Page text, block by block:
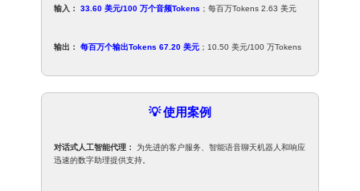
输入： 33.60 美元/100 万个音频Tokens ；每百万Tokens 2.63 美元
输出： 每百万个输出Tokens 67.20 美元 ；10.50 美元/100 万Tokens
💡 使用案例
对话式人工智能代理：
为先进的客户服务、智能语音聊天机器人和响应
迅速的数字助理提供支持。